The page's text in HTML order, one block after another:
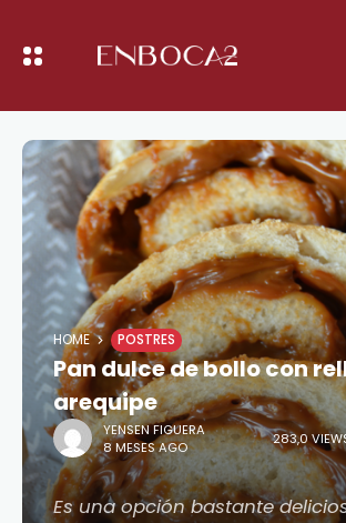
HOME POSTRES
Pan dulce de bollo con
arequipe
YENSEN FIGUERA
8 MESES AGO
283,0
Es una opción bastante